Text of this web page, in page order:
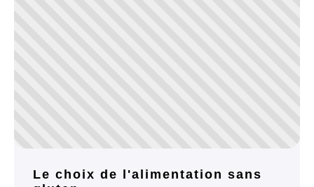
Le choix de l'alimentation sans